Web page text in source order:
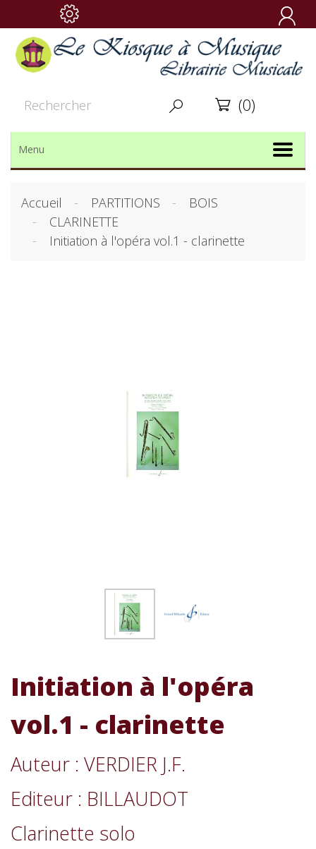

  (0)
Menu
Accueil PARTITIONS
BOIS
CLARINETTE
Initiation à l'opéra vol.1 - clarinette
Initiation à l'opéra
vol.1 - clarinette
Auteur : VERDIER J.F.
Editeur : BILLAUDOT
Clarinette solo